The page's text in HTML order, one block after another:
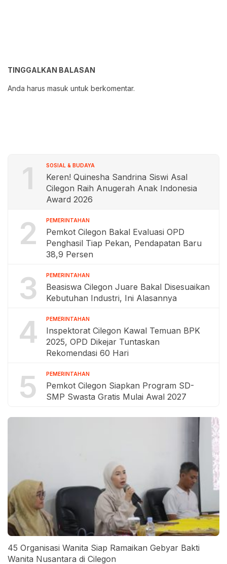
TINGGALKAN BALASAN
Anda harus masuk untuk berkomentar.
1 SOSIAL & BUDAYA
Keren! Quinesha Sandrina Siswi Asal
Cilegon Raih Anugerah Anak Indonesia
Award 2026
2 PEMERINTAHAN
Pemkot Cilegon Bakal Evaluasi OPD
Penghasil Tiap Pekan, Pendapatan Baru
38,9 Persen
3 PEMERINTAHAN
Beasiswa Cilegon Juare Bakal Disesuaikan
Kebutuhan Industri, Ini Alasannya
4 PEMERINTAHAN
Inspektorat Cilegon Kawal Temuan BPK
2025, OPD Dikejar Tuntaskan
Rekomendasi 60 Hari
5 PEMERINTAHAN
Pemkot Cilegon Siapkan Program SD-
SMP Swasta Gratis Mulai Awal 2027
45 Organisasi Wanita Siap Ramaikan Gebyar Bakti
Wanita Nusantara di Cilegon